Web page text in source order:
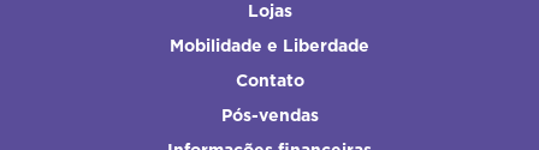
Lojas
Mobilidade e Liberdade
Contato
Pós-vendas